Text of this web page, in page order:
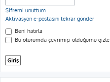
Şifremi unuttum
Aktivasyon e-postasını tekrar gönder
Beni hatırla
Bu oturumda çevrimiçi olduğumu gizle